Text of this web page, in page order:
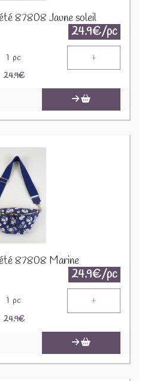
87808 Jaune soleil
24.9€/pc
1 pc +
24.9€
87808 Marine
24.9€/pc
1 pc +
24.9€